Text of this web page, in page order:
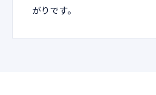
がりです。